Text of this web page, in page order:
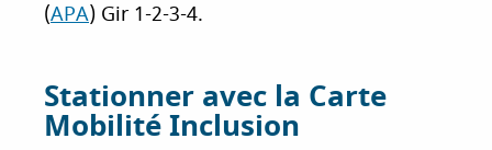
(APA) Gir 1-2-3-4.
Stationner avec la Carte
Mobilité Inclusion